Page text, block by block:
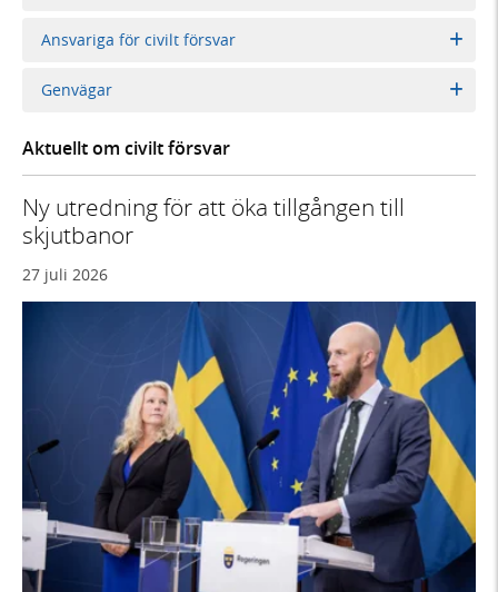
Ansvariga för civilt försvar
Genvägar
Aktuellt om civilt försvar
Ny utredning för att öka tillgången till
skjutbanor
27 juli 2026